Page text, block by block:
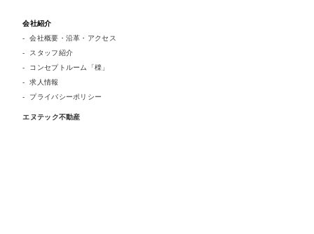
会社紹介
会社概要・沿革・アクセス
スタッフ紹介
コンセプトルーム「檪」
求人情報
プライバシーポリシー
エヌテック不動産